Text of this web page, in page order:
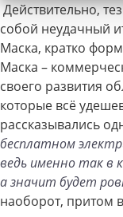
Действительно,
собой неудачный
Маска, кратко
Маска –
своего развития
которые всё
рассказывались
бесплатном
ведь именно так в
а значит будет
наоборот, притом